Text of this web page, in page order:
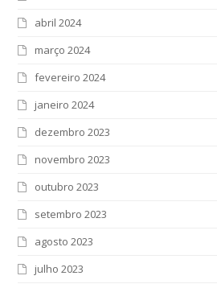
abril 2024
março 2024
fevereiro 2024
janeiro 2024
dezembro 2023
novembro 2023
outubro 2023
setembro 2023
agosto 2023
julho 2023